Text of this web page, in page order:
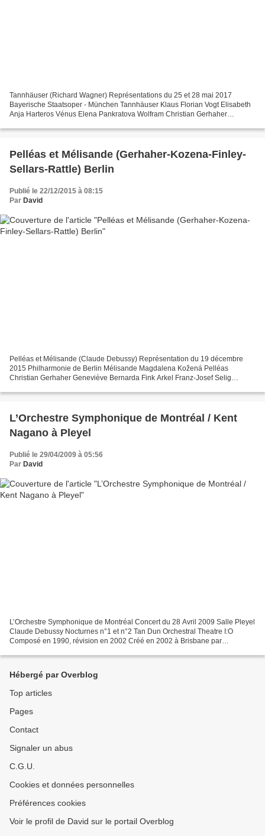
Tannhäuser (Richard Wagner) Représentations du 25 et 28 mai 2017
Bayerische Staatsoper - München Tannhäuser Klaus Florian Vogt Elisabeth
Anja Harteros Vénus Elena Pankratova Wolfram Christian Gerhaher
Pelléas et Mélisande (Gerhaher-Kozena-Finley-
Sellars-Rattle) Berlin
Publié le 22/12/2015 à 08:15
Par David
Pelléas et Mélisande (Claude Debussy) Représentation du 19 décembre
2015 Philharmonie de Berlin Mélisande Magdalena Kožená Pelléas
Christian Gerhaher Geneviève Bernarda Fink Arkel Franz-Josef Selig
L’Orchestre Symphonique de Montréal / Kent
Nagano à Pleyel
Publié le 29/04/2009 à 05:56
Par David
L’Orchestre Symphonique de Montréal Concert du 28 Avril 2009 Salle Pleyel
Claude Debussy Nocturnes n°1 et n°2 Tan Dun Orchestral Theatre I:O
Composé en 1990, révision en 2002 Créé en 2002 à Brisbane par
Hébergé par Overblog
Top articles
Pages
Contact
Signaler un abus
C.G.U.
Cookies et données personnelles
Préférences cookies
Voir le profil de David sur le portail Overblog